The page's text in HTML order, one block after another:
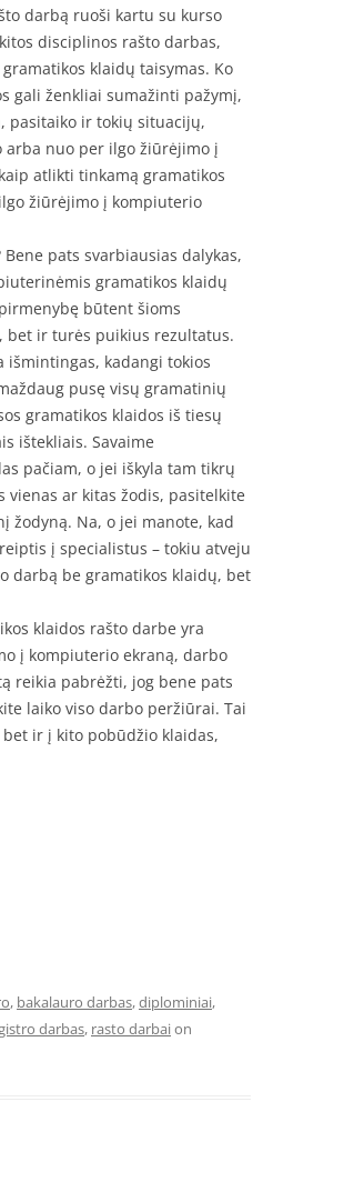
darbą ruoši kartu su kurso
disciplinos rašto darbas,
klaidų taisymas. Ko
gali ženkliai sumažinti pažymį,
pasitaiko ir tokių situacijų,
arba nuo per ilgo žiūrėjimo į
atlikti tinkamą gramatikos
žiūrėjimo į kompiuterio
pats svarbiausias dalykas,
gramatikos klaidų
būtent šioms
bet ir turės puikius rezultatus.
kadangi tokios
pusę visų gramatinių
gramatikos klaidos iš tiesų
ištekliais. Savaime
pačiam, o jei iškyla tam tikrų
ar kitas žodis, pasitelkite
Na, o jei manote, kad
į specialistus – tokiu atveju
darbą be gramatikos klaidų, bet
klaidos rašto darbe yra
į kompiuterio ekraną, darbo
reikia pabrėžti, jog bene pats
laiko viso darbo peržiūrai. Tai
ir į kito pobūdžio klaidas,
, bakalauro darbas,diplominiai,
darbas, rasto darbaion